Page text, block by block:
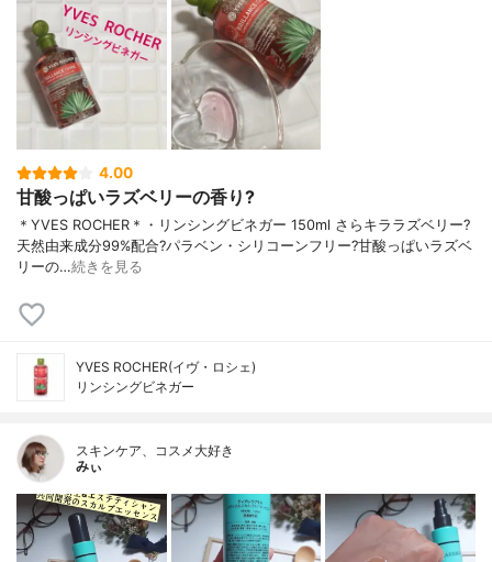
4.00
甘酸っぱいラズベリーの香り?
＊YVES ROCHER＊・リンシングビネガー 150ml さらキララズベリー?
天然由来成分99%配合?パラベン・シリコーンフリー?甘酸っぱいラズベ
リーの…続きを見る
YVES ROCHER(イヴ・ロシェ)
リンシングビネガー
スキンケア、コスメ大好き
みぃ